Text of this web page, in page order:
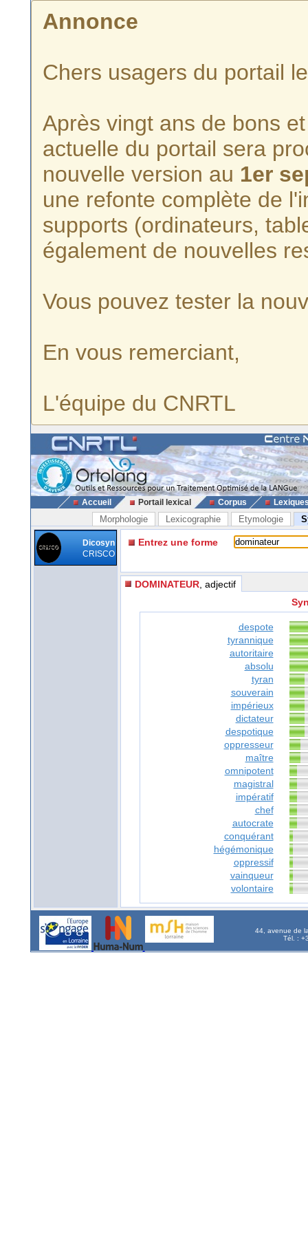
Annonce
Chers usagers du portail
Après vingt ans de bons
actuelle du portail sera
nouvelle version au 1er
une refonte complète de
supports (ordinateurs,
également de nouvelles
Vous pouvez tester la
En vous remerciant,
L'équipe du CNRTL
Accueil Portail lexical Corpus
Morphologie Lexicographie Etymologie
Dicosyn
CRISCO
Entrez une forme
DOMINATEUR , adjectif
despote
tyrannique
autoritaire
absolu
tyran
souverain
impérieux
dictateur
despotique
oppresseur
maître
omnipotent
magistral
impératif
chef
autocrate
conquérant
hégémonique
oppressif
vainqueur
volontaire
44, avenue de
Tél. :